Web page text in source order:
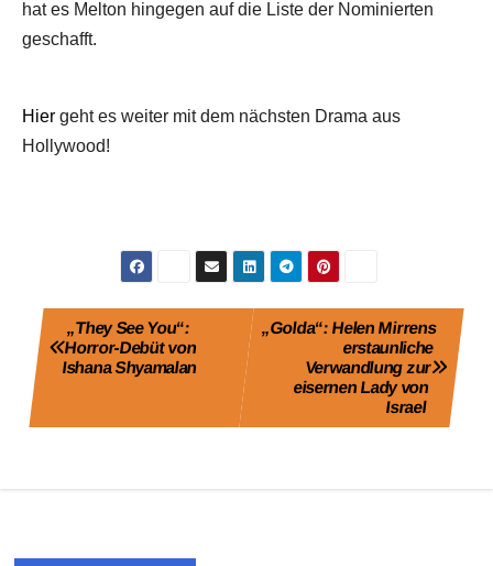
hat es Melton hingegen auf die Liste der Nominierten
geschafft.
Hier geht es weiter mit dem nächsten Drama aus
Hollywood!
Beitragsnavigation„Golda“: Helen Mirrens
erstaunliche
Verwandlung zur
eisernen Lady von
Israel
„They See You“:
Horror-Debüt von
Ishana Shyamalan